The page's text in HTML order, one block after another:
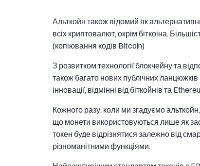
Альткойн також відомий як
всіх криптовалют, окрім біткоіна.
(копіювання кодів Bitcoin)
З розвитком технології блокчейну та
також багато нових публічних ланцюжків
інновації, відмінні від біткойнів та
Кожного разу, коли ми згадуємо
що монети використовуються лише як
токен буде відрізнятися залежно від
різноманітними функціями.